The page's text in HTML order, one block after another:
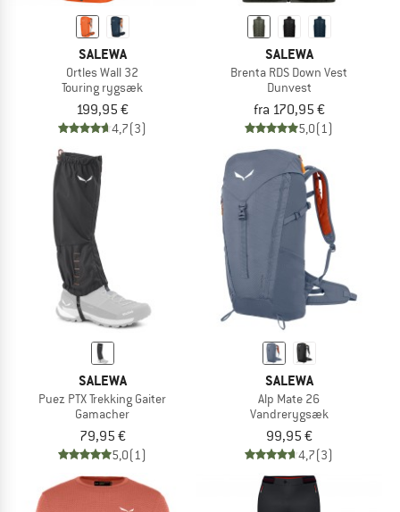
SALEWA
Ortles Wall 32
Touring rygsæk
199,95 €
4,7(3)
SALEWA
Brenta RDS Down Vest
Dunvest
fra 170,95 €
5,0(1)
SALEWA
Puez PTX Trekking Gaiter
Gamacher
79,95 €
5,0(1)
SALEWA
Alp Mate 26
Vandrerygsæk
99,95 €
4,7(3)